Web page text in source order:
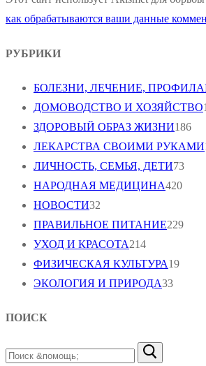
как обрабатываются ваши данные
РУБРИКИ
БОЛЕЗНИ, ЛЕЧЕНИЕ,
ДОМОВОДСТВО И ХОЗЯЙСТВО
ЗДОРОВЫЙ ОБРАЗ ЖИЗНИ186
ЛЕКАРСТВА СВОИМИ РУКАМИ
ЛИЧНОСТЬ, СЕМЬЯ, ДЕТИ73
НАРОДНАЯ МЕДИЦИНА420
НОВОСТИ32
ПРАВИЛЬНОЕ ПИТАНИЕ229
УХОД И КРАСОТА214
ФИЗИЧЕСКАЯ КУЛЬТУРА19
ЭКОЛОГИЯ И ПРИРОДА33
ПОИСК
Найти: